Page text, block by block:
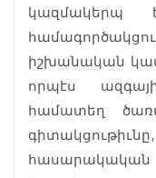
կազմակերպ
իշխանական
որպէս
համատեղ